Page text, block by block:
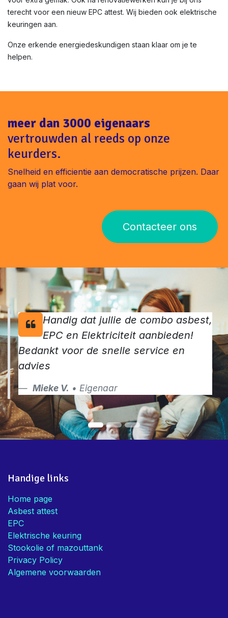
terecht voor een nieuw EPC attest. Wij bieden ook elektrische
keuringen aan.
Onze erkende energiedeskundigen staan klaar om je te
helpen.
meer dan 3000 eigenaars
vertrouwden al reeds op onze
keurders.
Snelheid en efficientie aan democratische prijzen. Daar
gaan wij plat voor.
Contacteer ons
Handig dat jullie de combo asbest,
EPC en Elektriciteit aanbieden!
Bedankt voor de snelle service en
advies
Mieke V. • Eigenaar
Handige links
Home page
Asbest attest
EPC
Elektrische keuring
Stookolie of mazouttank
Privacy Policy
Algemene voorwaarden